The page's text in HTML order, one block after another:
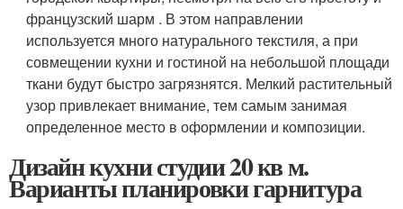
французский шарм . В этом направлении
используется много натурального текстиля, а при
совмещении кухни и гостиной на небольшой площади
ткани будут быстро загрязнятся. Мелкий растительный
узор привлекает внимание, тем самым занимая
определенное место в оформлении и композиции.
Дизайн кухни студии 20 кв м.
Варианты планировки гарнитура